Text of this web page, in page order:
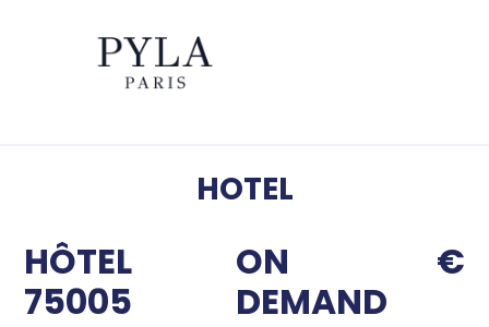
HOTEL
HÔTEL
75005
ON
DEMAND
€